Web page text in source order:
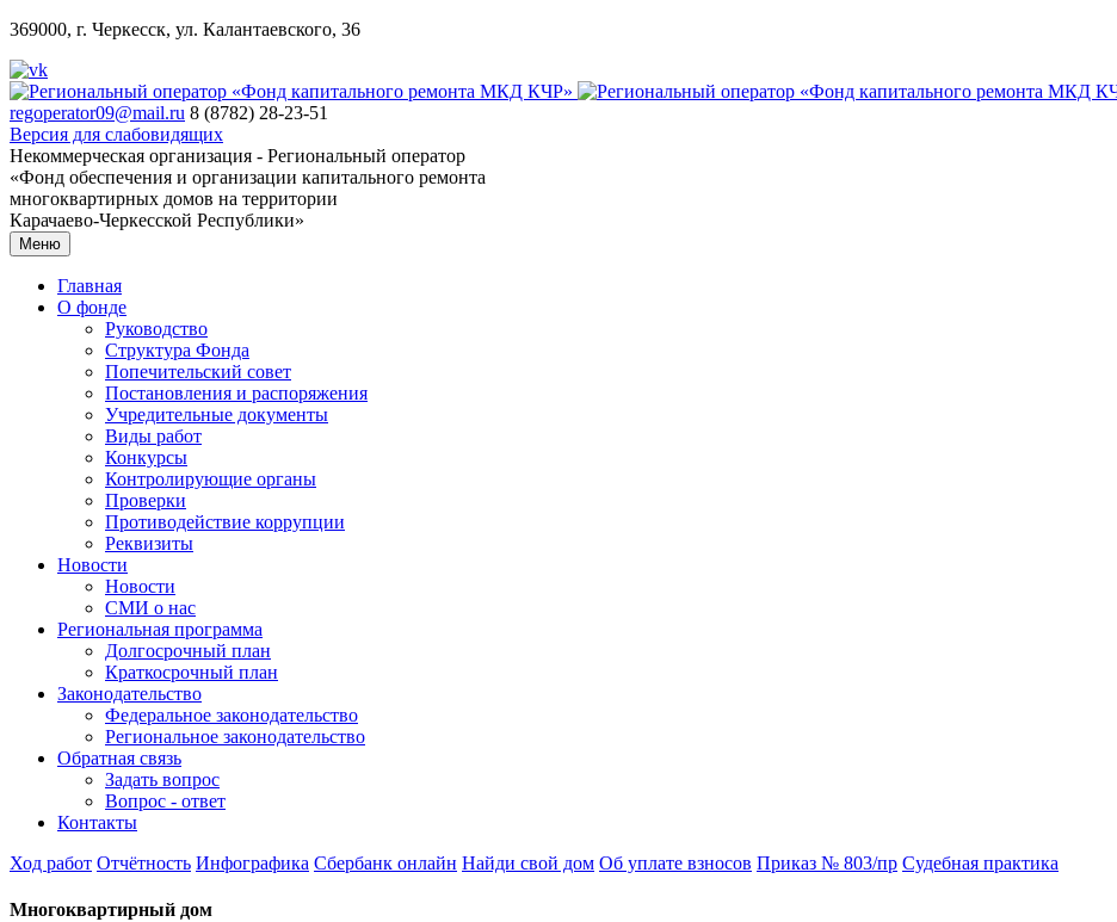
369000, г. Черкесск, ул. Калантаевского, 36
regoperator09@mail.ru 8 (8782) 28-23-51
Версия для слабовидящих
Некоммерческая организация - Региональный оператор
«Фонд обеспечения и организации капитального ремонта
многоквартирных домов на территории
Карачаево-Черкесской Республики»
Меню
Главная
О фонде
Руководство
Структура Фонда
Попечительский совет
Постановления и распоряжения
Учредительные документы
Виды работ
Конкурсы
Контролирующие органы
Проверки
Противодействие коррупции
Реквизиты
Новости
Новости
СМИ о нас
Региональная программа
Долгосрочный план
Краткосрочный план
Законодательство
Федеральное законодательство
Региональное законодательство
Обратная связь
Задать вопрос
Вопрос - ответ
Контакты
Ход работ Отчётность Инфографика Сбербанк онлайн Найди свой дом Об уплате взносов Приказ № 803/пр Судебная практика
Многоквартирный дом